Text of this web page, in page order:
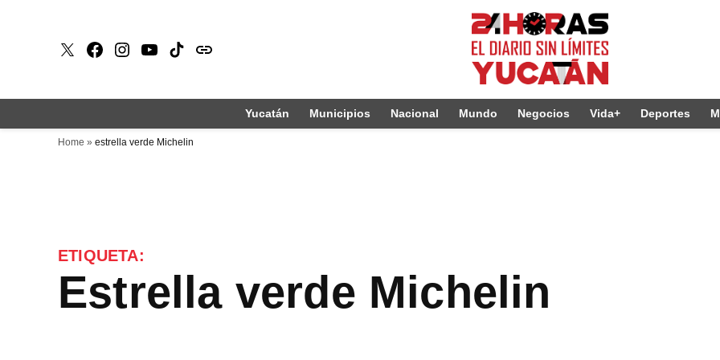
X Faceboook
Instagram
Youtube
Tiktokissuu
Yucatán Municipios Nacional Mundo Negocios Vida+ Deportes
Home » estrella verde Michelin
ETIQUETA:
estrella verde Michelin